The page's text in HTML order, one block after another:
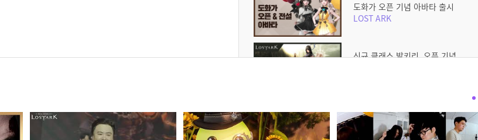
도화가 오픈 기념 아바타 출시
LOST ARK
신규 클래스 발키리, 오픈 기념
[로스트아크] 2022 설빔, 새해의
기원 아바타 출시!
LOST ARK